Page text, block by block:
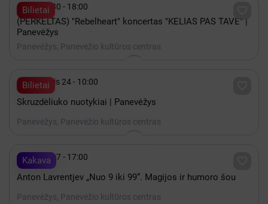
Bilietai
 Spalis 30 - 18:00
(PERKELTAS) "Rebelheart" koncertas "KELIAS PAS TAVE" |
Panevėžys
Panevėžys, Panevėžio kultūros centras
Bilietai
 Lapkritis 24 - 10:00
Skruzdėliuko nuotykiai | Panevėžys
Panevėžys, Panevėžio kultūros centras
Kakava
 Spalis 17 - 17:00
Anton Lavrentjev „Nuo 9 iki 99“. Magijos ir humoro šou
Panevėžys, Panevėžio kultūros centras